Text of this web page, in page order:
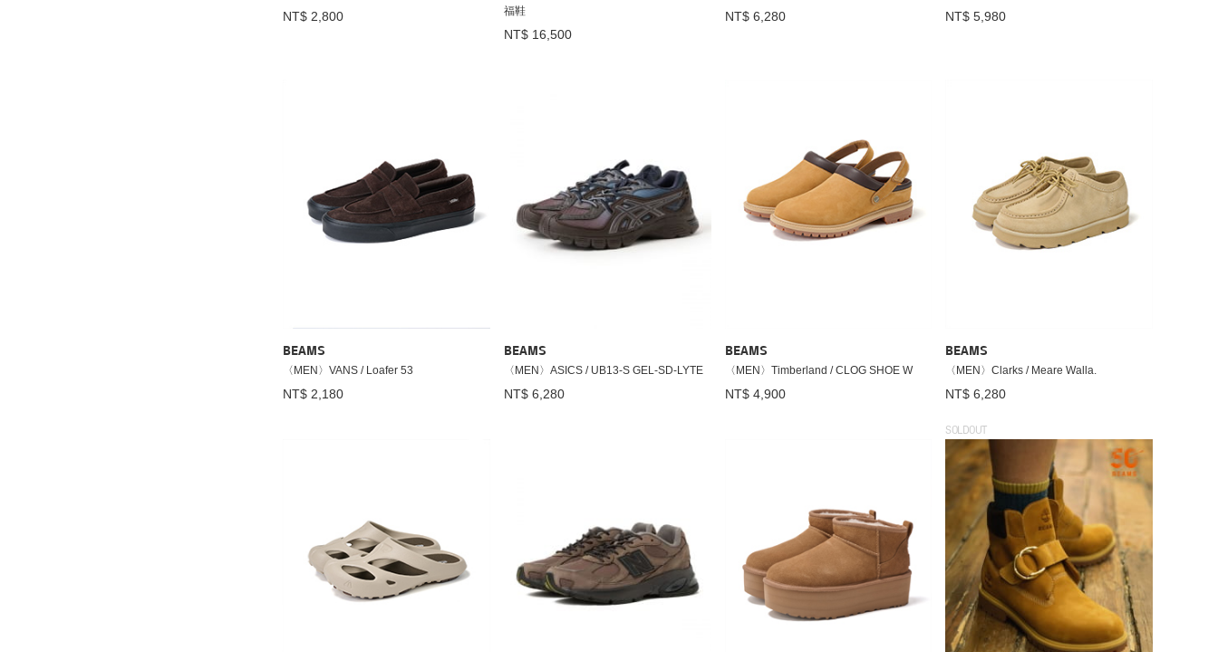
NT$ 2,800
福鞋
NT$ 16,500
NT$ 6,280 NT$ 5,980
BEAMS
〈MEN〉VANS / Loafer 53
NT$ 2,180
BEAMS
〈MEN〉ASICS / UB13-S GEL-SD-LYTE
NT$ 6,280
BEAMS
〈MEN〉Timberland / CLOG SHOE W
NT$ 4,900
BEAMS
〈MEN〉Clarks / Meare Walla.
NT$ 6,280
SOLDOUT